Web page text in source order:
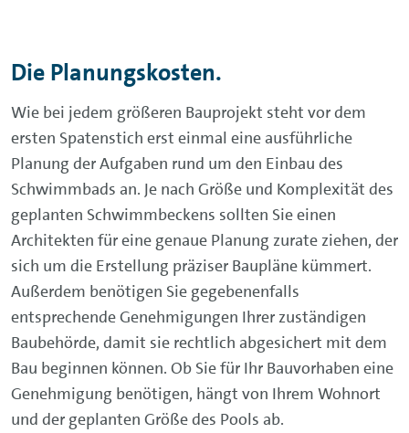
Die Planungskosten.
Wie bei jedem größeren Bauprojekt steht vor dem
ersten Spatenstich erst einmal eine ausführliche
Planung der Aufgaben rund um den Einbau des
Schwimmbads an. Je nach Größe und Komplexität des
geplanten Schwimmbeckens sollten Sie einen
Architekten für eine genaue Planung zurate ziehen, der
sich um die Erstellung präziser Baupläne kümmert.
Außerdem benötigen Sie gegebenenfalls
entsprechende Genehmigungen Ihrer zuständigen
Baubehörde, damit sie rechtlich abgesichert mit dem
Bau beginnen können. Ob Sie für Ihr Bauvorhaben eine
Genehmigung benötigen, hängt von Ihrem Wohnort
und der geplanten Größe des Pools ab.